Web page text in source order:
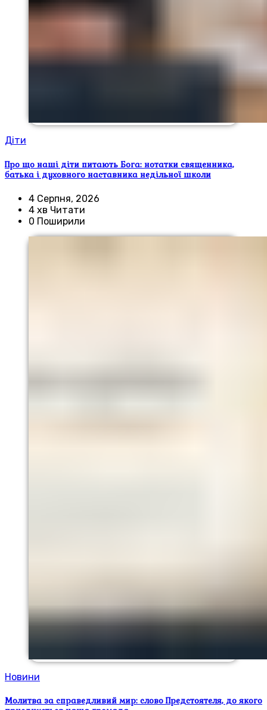
Діти
Про що наші діти питають Бога: нотатки священника,
батька і духовного наставника недільної школи
4 Серпня, 2026
4 хв Читати
0 Поширили
Новини
Молитва за справедливий мир: слово Предстоятеля, до якого